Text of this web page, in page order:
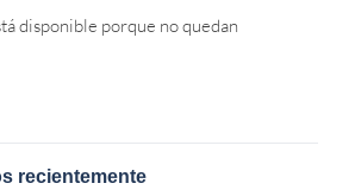
disponible porque no quedan
recientemente